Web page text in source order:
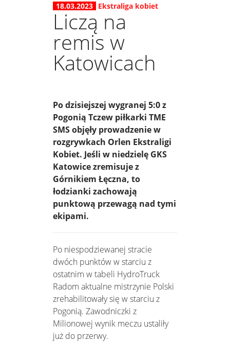
18.03.2023 Ekstraliga kobiet
Liczą na
remis w
Katowicach
Po dzisiejszej wygranej 5:0 z
Pogonią Tczew piłkarki TME
SMS objęły prowadzenie w
rozgrywkach Orlen Ekstraligi
Kobiet. Jeśli w niedzielę GKS
Katowice zremisuje z
Górnikiem Łęczna, to
łodzianki zachowają
punktową przewagą nad tymi
ekipami.
Po niespodziewanej stracie
dwóch punktów w starciu z
ostatnim w tabeli HydroTruck
Radom aktualne mistrzynie Polski
zrehabilitowały się w starciu z
Pogonią. Zawodniczki z
Milionowej wynik meczu ustaliły
już do przerwy.